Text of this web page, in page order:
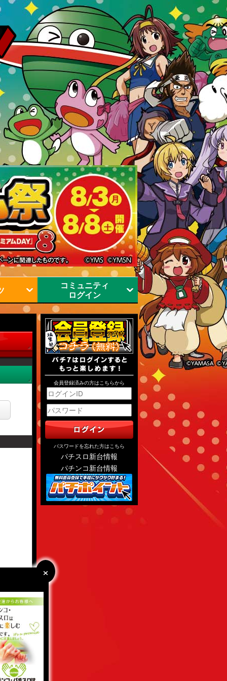
×
×
コミュニティ
ログイン
会員登録済みの方はこちらから
パスワードを忘れた方はこちら
パチスロ新台情報
パチンコ新台情報